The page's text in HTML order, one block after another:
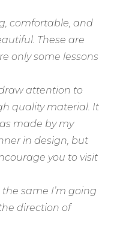
comfortable, and
These are
only some lessons
attention to
quality material. It
made by my
in design, but
you to visit
same I’m going
direction of